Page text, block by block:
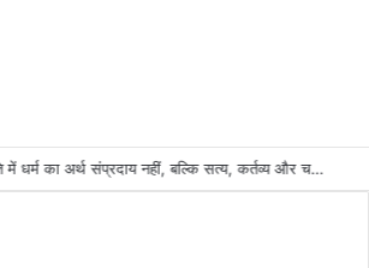
भारतीय शिक्षण पद्धति में धर्म का अर्थ संप्रदाय नहीं, बल्कि सत्य, कर्तव्य और चरित्र निर्माण है: विजय प्रकाश